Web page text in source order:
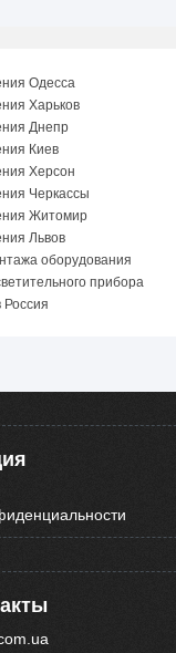
Одесса
Харьков
Днепр
Киев
Херсон
Черкассы
Житомир
Львов
оборудования
прибора